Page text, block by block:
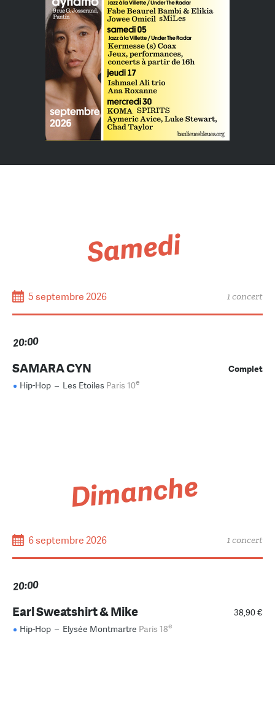
Samedi
5 septembre 2026 1 concert
20:00
Complet
SAMARA CYN
Hip-Hop – Les Etoiles Paris 10e
Dimanche
6 septembre 2026 1 concert
20:00
38,90 €
Earl Sweatshirt & Mike
Hip-Hop – Elysée Montmartre Paris 18e